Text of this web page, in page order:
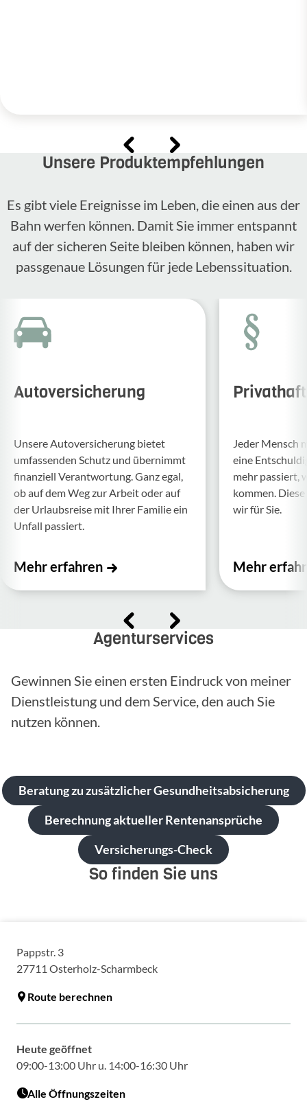
Unsere Produktempfehlungen
Es gibt viele Ereignisse im Leben, die einen aus der
Bahn werfen können. Damit Sie immer entspannt
auf der sicheren Seite bleiben können, haben wir
passgenaue Lösungen für jede Lebenssituation.
Autoversicherung
Unsere Auto­ver­si­che­rung bietet
umfas­senden Schutz und über­nimmt
finan­ziell Verant­wor­tung. Ganz egal,
ob auf dem Weg zur Arbeit oder auf
der Urlaubs­reise mit Ihrer Familie ein
Unfall passiert.
Mehr erfahren
Jeder Mensch
eine
mehr passiert,
kommen.
wir für Sie.
Mehr
Agenturservices
Gewinnen Sie einen ersten Eindruck von meiner
Dienstleistung und dem Service, den auch Sie
nutzen können.
Beratung zu zusätzlicher Gesundheitsabsicherung
Berechnung aktueller Rentenansprüche
Versicherungs-Check
So finden Sie uns
Pappstr. 3
27711 Osterholz-Scharmbeck
Route berechnen
Heute geöffnet
09:00-13:00 Uhr u. 14:00-16:30 Uhr
Alle Öffnungszeiten